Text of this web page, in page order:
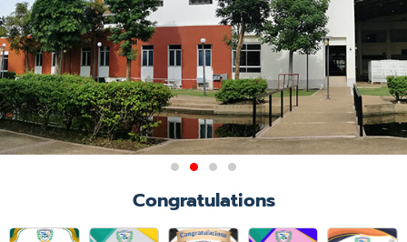
ผลการรับรองสถาบันการศึกษา
วิชาการพยาบาลและการ
ผดุงครรภ์
Congratulations